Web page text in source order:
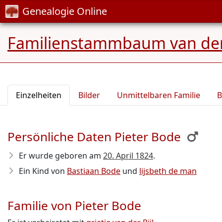
Genealogie Online
Familienstammbaum van
Einzelheiten Bilder Unmittelbaren Familie
Persönliche Daten Pieter Bode
Er wurde geboren am 20. April 1824.
Ein Kind von Bastiaan Bode und lijsbeth de man
Familie von Pieter Bode